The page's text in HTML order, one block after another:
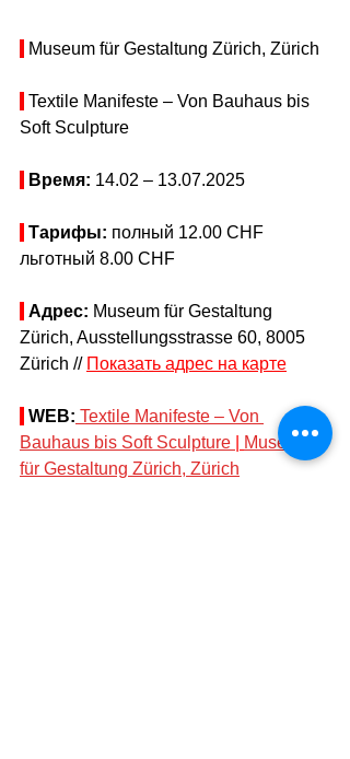
Museum für Gestaltung Zürich, Zürich
Textile Manifeste – Von Bauhaus bis
Soft Sculpture
Время: 14.02 – 13.07.2025
Тарифы: полный 12.00 CHF
льготный 8.00 CHF
Адрес: Museum für Gestaltung
Zürich, Ausstellungsstrasse 60, 8005
Zürich // Показать адрес на карте
WEB: Textile Manifeste – Von
Bauhaus bis Soft Sculpture
Museum
für Gestaltung Zürich, Zürich